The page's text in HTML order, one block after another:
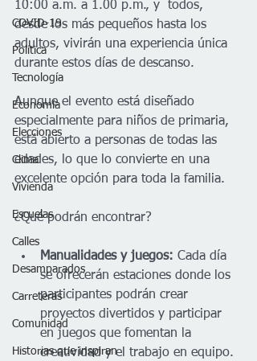
COVID-19
Política
Tecnología
Economía
Elecciones
Clima
Vivienda
Escuelas
Calles
Desamparados
Carreteras
Comunidad
Historias que inspiran
10:00 a.m. a 1.00 p.m., y  todos,
desde los más pequeños hasta los
adultos, vivirán una experiencia única
durante estos días de descanso.
Aunque el evento está diseñado
especialmente para niños de primaria,
está abierto a personas de todas las
edades, lo que lo convierte en una
excelente opción para toda la familia.
¿Qué podrán encontrar?
Manualidades y juegos: Cada día
se ofrecerán estaciones donde los
participantes podrán crear
proyectos divertidos y participar
en juegos que fomentan la
creatividad y el trabajo en equipo.